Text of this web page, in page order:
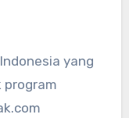
yang
program